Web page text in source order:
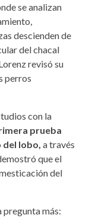
se analizan
descienden de
del chacal
revisó su
perros
con la
prueba
lobo, a través
que el
del
pregunta más: